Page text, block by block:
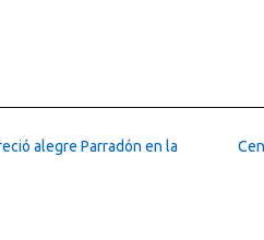
alegre Parradón en la